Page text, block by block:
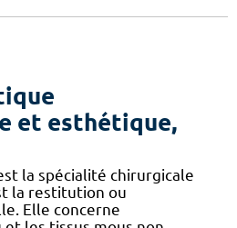
et esthétique,
la spécialité chirurgicale
la restitution ou
Elle concerne